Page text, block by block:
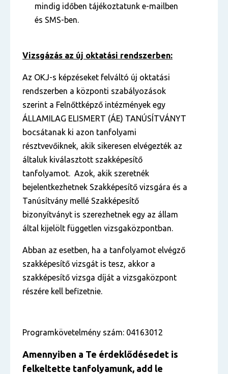
mindig időben tájékoztatunk e-mailben
és SMS-ben.
Vizsgázás az új oktatási rendszerben:
Az OKJ-s képzéseket felváltó új oktatási
rendszerben a központi szabályozások
szerint a Felnőttképző intézmények egy
ÁLLAMILAG ELISMERT (ÁE) TANÚSÍTVÁNYT
bocsátanak ki azon tanfolyami
résztvevőiknek, akik sikeresen elvégezték az
általuk kiválasztott szakképesítő
tanfolyamot. Azok, akik szeretnék
bejelentkezhetnek Szakképesítő vizsgára és a
Tanúsítvány mellé Szakképesítő
bizonyítványt is szerezhetnek egy az állam
által kijelölt független vizsgaközpontban.
Abban az esetben, ha a tanfolyamot elvégző
szakképesítő vizsgát is tesz, akkor a
szakképesítő vizsga díját a vizsgaközpont
részére kell befizetnie.
Programkövetelmény szám: 04163012
Amennyiben a Te érdeklődésedet is
felkeltette tanfolyamunk, add le